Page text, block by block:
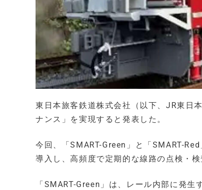
東日本旅客鉄道株式会社（以下、JR東日
ナンス」を実現すると発表した。
今回、「SMART-Green」と「SMART-
導入し、高頻度で定期的な線路の点検・検
「SMART-Green」は、レール内部に発